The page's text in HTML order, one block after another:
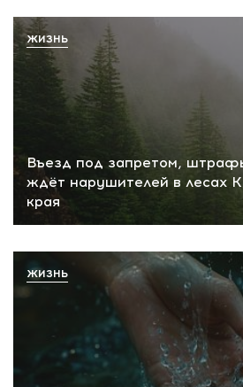
Въезд под запретом,
ждёт нарушителей в лесах
края
ЖИЗНЬ
ЖИЗНЬ